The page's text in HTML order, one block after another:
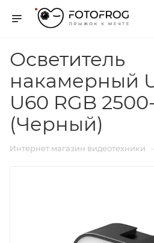
Осветитель
накамерный
U60 RGB
(Черный)
Интернет магазин видеотехники